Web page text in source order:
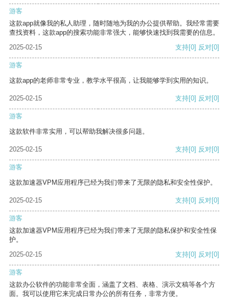
游客
这款app就像我的私人助理，随时随地为我的办公提供帮助。我经常需要
查找资料，这款app的搜索功能非常强大，能够快速找到我需要的信息。
2025-02-15
支持[0] 反对[0]
游客
这款app的老师非常专业，教学水平很高，让我能够学到实用的知识。
2025-02-15 支持[0] 反对[0]
游客
这款软件非常实用，可以帮助我解决很多问题。
2025-02-15 支持[0] 反对[0]
游客
这款加速器VPM应用程序已经为我们带来了无限的隐私和安全性保护。
2025-02-15 支持[0] 反对[0]
游客
这款加速器VPM应用程序已经为我们带来了无限的隐私保护和安全性保
护。
2025-02-15
支持[0] 反对[0]
游客
这款办公软件的功能非常全面，涵盖了文档、表格、演示文稿等各个方
面。我可以使用它来完成日常办公的所有任务，非常方便。